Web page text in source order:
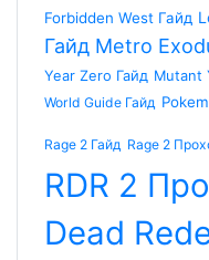
Forbidden West Гайд
Гайд Metro
Year Zero Гайд Mutant
World Guide Гайд
Rage 2 Гайд Rage 2
RDR 2
Dead